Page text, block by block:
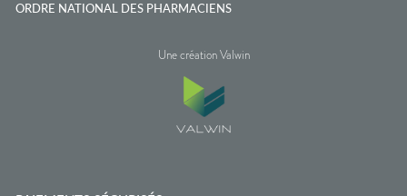
ORDRE NATIONAL DES PHARMACIENS
Une création Valwin